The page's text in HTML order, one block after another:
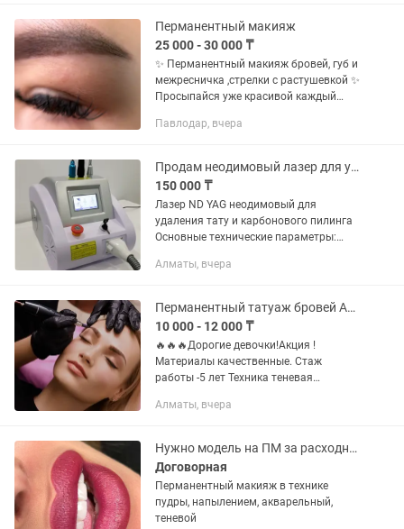
Перманентный макияж
25 000 - 30 000 ₸
✨ Перманентный макияж бровей, губ и
межресничка ,стрелки с растушевкой ✨
Просыпайся уже красивой каждый
макияжа 🤍 Я делаю естественный,
Павлодар, вчера
Продам неодимовый лазер для удаления.
150 000 ₸
Лазер ND YAG неодимовый для
удаления тату и карбонового пилинга
Основные технические параметры:
модуляцией Q-Switch Длина волны
Алматы, вчера
Перманентный татуаж бровей Акция
10 000 - 12 000 ₸
🔥🔥🔥Дорогие девочки!Акция !
Материалы качественные. Стаж
работы -5 лет Техника теневая
красоту лица, делая взгляд ухоженным
типов...
Алматы, вчера
Нужно модель на ПМ за расходники по новой технике
Договорная
Перманентный макияж в технике
пудры, напылением, акварельный,
теневой